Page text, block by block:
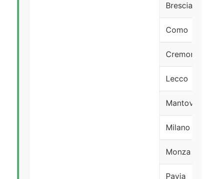
Brescia
Como
Cremona
Lecco
Mantova
Milano
Monza e
Pavia